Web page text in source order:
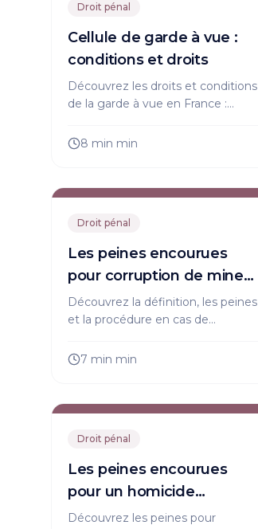
Droit pénal
Cellule de garde à vue :
conditions et droits
Découvrez les droits et conditions
de la garde à vue en France :
examen médical, respect de la
8 min min
Droit pénal
Les peines encourues
pour corruption de mineur
: un aperçu choquant
Découvrez la définition, les peines
et la procédure en cas de
vos droits, informez-vous sur les
7 min min
Droit pénal
Les peines encourues
pour un homicide
volontaire (et meurtre)
Découvrez les peines pour